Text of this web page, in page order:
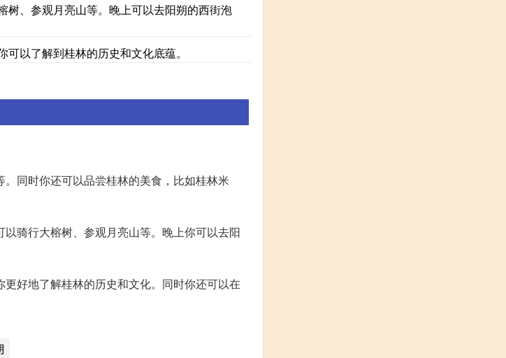
树、参观月亮山等。晚上可以去阳朔的西街泡
以了解到桂林的历史和文化底蕴。
同时你还可以品尝桂林的美食，比如桂林米
骑行大榕树、参观月亮山等。晚上你可以去阳
好地了解桂林的历史和文化。同时你还可以在